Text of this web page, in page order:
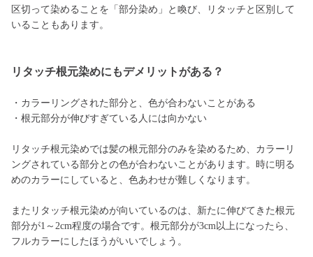
区切って染めることを「部分染め」と喚び、リタッチと区別して
いることもあります。
リタッチ根元染めにもデメリットがある？
・カラーリングされた部分と、色が合わないことがある
・根元部分が伸びすぎている人には向かない
リタッチ根元染めでは髪の根元部分のみを染めるため、カラーリ
ングされている部分との色が合わないことがあります。時に明る
めのカラーにしていると、色あわせが難しくなります。
またリタッチ根元染めが向いているのは、新たに伸びてきた根元
部分が1～2cm程度の場合です。根元部分が3cm以上になったら、
フルカラーにしたほうがいいでしょう。